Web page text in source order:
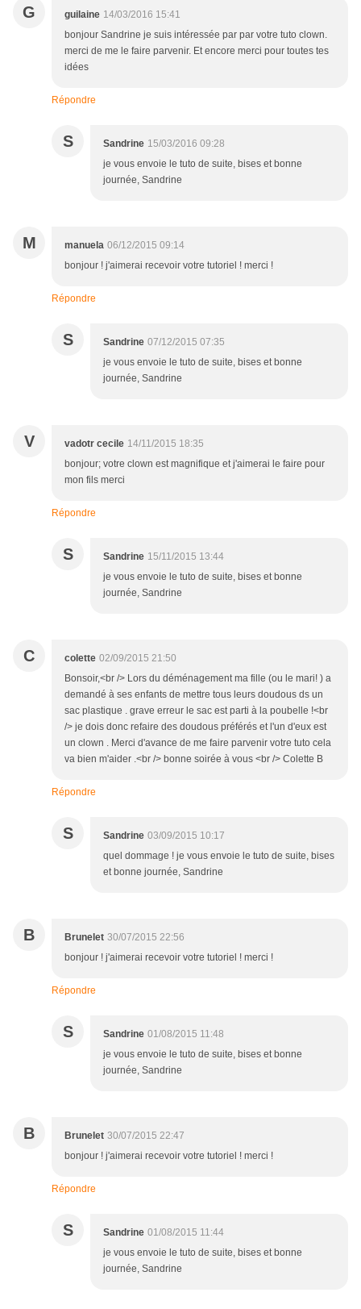
G guilaine 14/03/2016 15:41
bonjour Sandrine je suis intéressée par par votre tuto clown.
merci de me le faire parvenir. Et encore merci pour toutes tes
idées
Répondre
S Sandrine 15/03/2016 09:28
je vous envoie le tuto de suite, bises et bonne
journée, Sandrine
M manuela 06/12/2015 09:14
bonjour ! j'aimerai recevoir votre tutoriel ! merci !
Répondre
S Sandrine 07/12/2015 07:35
je vous envoie le tuto de suite, bises et bonne
journée, Sandrine
V vadotr cecile 14/11/2015 18:35
bonjour; votre clown est magnifique et j'aimerai le faire pour
mon fils merci
Répondre
S Sandrine 15/11/2015 13:44
je vous envoie le tuto de suite, bises et bonne
journée, Sandrine
C colette 02/09/2015 21:50
Bonsoir,<br /> Lors du déménagement ma fille (ou le mari! ) a
demandé à ses enfants de mettre tous leurs doudous ds un
sac plastique . grave erreur le sac est parti à la poubelle !<br
/> je dois donc refaire des doudous préférés et l'un d'eux est
un clown . Merci d'avance de me faire parvenir votre tuto cela
va bien m'aider .<br /> bonne soirée à vous <br /> Colette B
Répondre
S Sandrine 03/09/2015 10:17
quel dommage ! je vous envoie le tuto de suite, bises
et bonne journée, Sandrine
B Brunelet 30/07/2015 22:56
bonjour ! j'aimerai recevoir votre tutoriel ! merci !
Répondre
S Sandrine 01/08/2015 11:48
je vous envoie le tuto de suite, bises et bonne
journée, Sandrine
B Brunelet 30/07/2015 22:47
bonjour ! j'aimerai recevoir votre tutoriel ! merci !
Répondre
S Sandrine 01/08/2015 11:44
je vous envoie le tuto de suite, bises et bonne
journée, Sandrine